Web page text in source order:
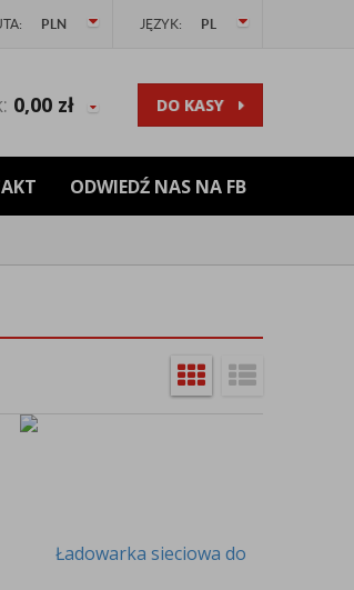
PLN JĘZYK: PL
0,00 zł DO KASY
ODWIEDŹ NAS NA FB